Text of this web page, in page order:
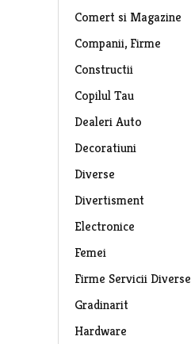
Comert si Magazine
Companii, Firme
Constructii
Copilul Tau
Dealeri Auto
Decoratiuni
Diverse
Divertisment
Electronice
Femei
Firme Servicii Diverse
Gradinarit
Hardware